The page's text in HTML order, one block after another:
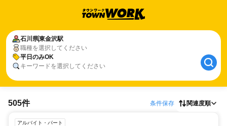
石川県東金沢駅
職種を選択してください
平日のみOK
キーワードを選択してください
505件 条件保存 関連度順
アルバイト・パート